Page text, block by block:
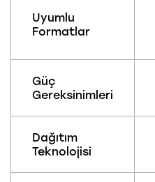
Uyumlu
Formatlar
Güç
Gereksinimleri
Dağıtım
Teknolojisi